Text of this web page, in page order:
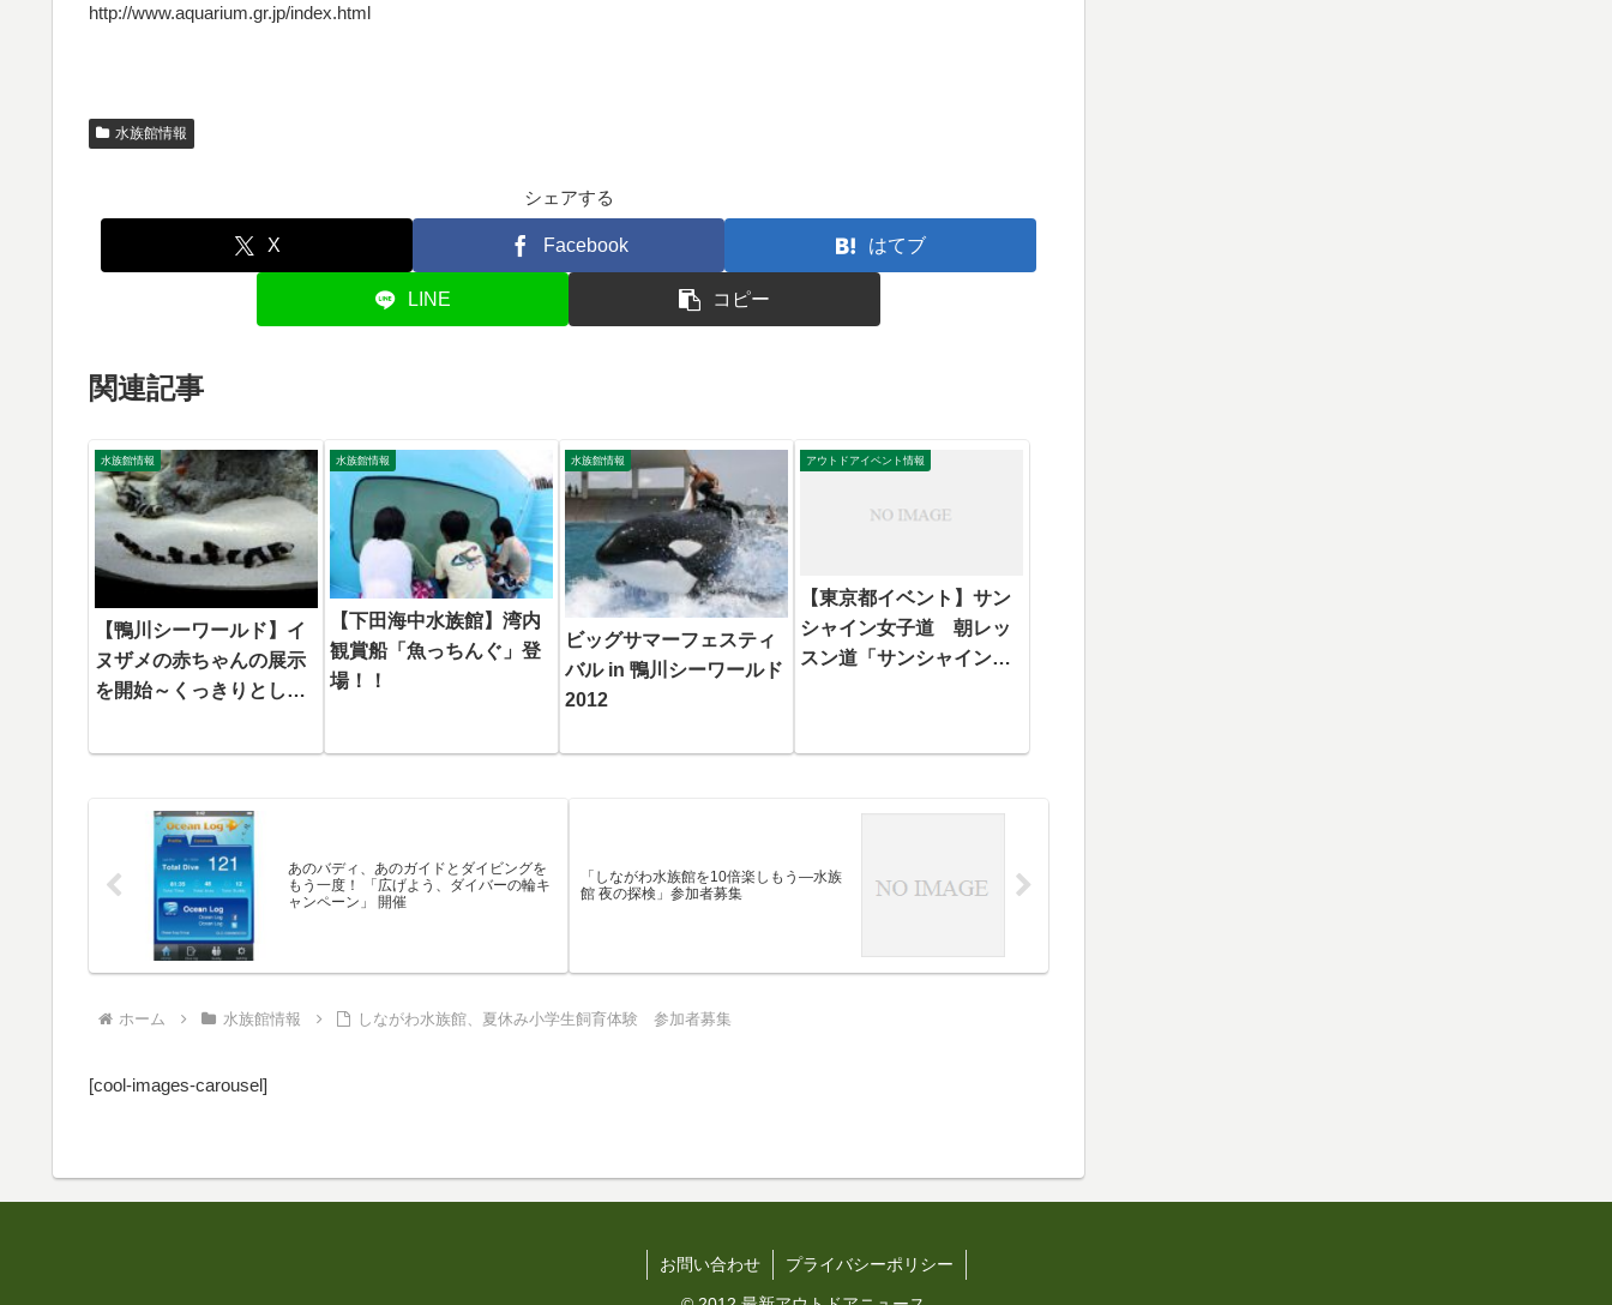
http://www.aquarium.gr.jp/index.html
水族館情報
シェアする
X Facebook はてブ
LINE コピー
関連記事
水族館情報
【鴨川シーワールド】イ
ヌザメの赤ちゃんの展示
を開始～くっきりとし
のは今だけ！～
水族館情報
【下田海中水族館】湾内
観賞船「魚っちんぐ」登
場！！
水族館情報
ビッグサマーフェスティ
バル in 鴨川シーワールド
2012
アウトドアイベント情報
【東京都イベント】サン
シャイン女子道 朝レッ
スン道「サンシャイン水
あのバディ、あのガイドとダイビングを
もう一度！ 「広げよう、ダイバーの輪キ
ャンペーン」 開催
「しながわ水族館を10倍楽しもう—水族
館 夜の探検」参加者募集
ホーム 水族館情報 しながわ水族館、夏休み小学生飼育体験 参加者募集
[cool-images-carousel]
お問い合わせ プライバシーポリシー